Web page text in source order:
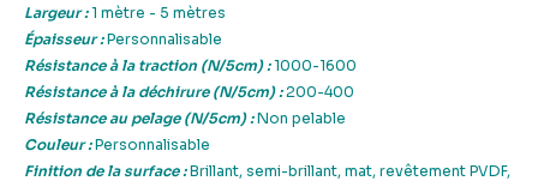
Largeur :1 mètre - 5 mètres
Épaisseur :Personnalisable
Résistance à la traction (N/5cm) :1000-1600
Résistance à la déchirure (N/5cm) :200-400
Résistance au pelage (N/5cm) :Non pelable
Couleur :Personnalisable
Finition de la surface :Brillant, semi-brillant, mat, revêtement PVDF,